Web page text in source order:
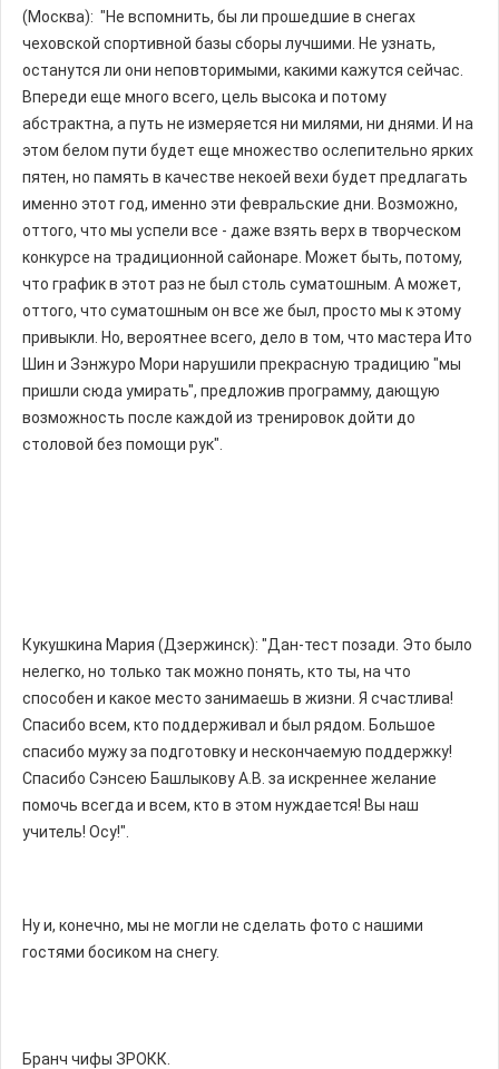
(Москва): "Не вспомнить, бы ли прошедшие в снегах
чеховской спортивной базы сборы лучшими. Не узнать,
останутся ли они неповторимыми, какими кажутся сейчас.
Впереди еще много всего, цель высока и потому
абстрактна, а путь не измеряется ни милями, ни днями. И на
этом белом пути будет еще множество ослепительно ярких
пятен, но память в качестве некоей вехи будет предлагать
именно этот год, именно эти февральские дни. Возможно,
оттого, что мы успели все - даже взять верх в творческом
конкурсе на традиционной сайонаре. Может быть, потому,
что график в этот раз не был столь суматошным. А может,
оттого, что суматошным он все же был, просто мы к этому
привыкли. Но, вероятнее всего, дело в том, что мастера Ито
Шин и Зэнжуро Мори нарушили прекрасную традицию "мы
пришли сюда умирать", предложив программу, дающую
возможность после каждой из тренировок дойти до
столовой без помощи рук".
Кукушкина Мария (Дзержинск): "Дан-тест позади. Это было
нелегко, но только так можно понять, кто ты, на что
способен и какое место занимаешь в жизни. Я счастлива!
Спасибо всем, кто поддерживал и был рядом. Большое
спасибо мужу за подготовку и нескончаемую поддержку!
Спасибо Сэнсею Башлыкову А.В. за искреннее желание
помочь всегда и всем, кто в этом нуждается! Вы наш
учитель! Осу!".
Ну и, конечно, мы не могли не сделать фото с нашими
гостями босиком на снегу.
Бранч чифы ЗРОКК.